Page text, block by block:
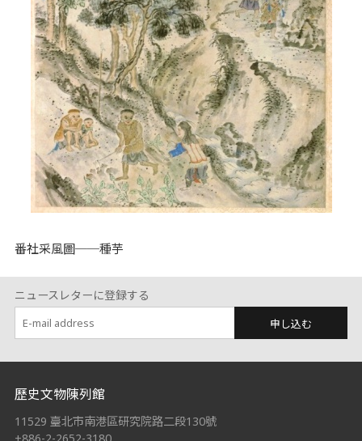
番社采風圖──種芋
ニュースレターに登録する
申し込む
:::
歷史文物陳列館
11529 臺北市南港區研究院路二段130號